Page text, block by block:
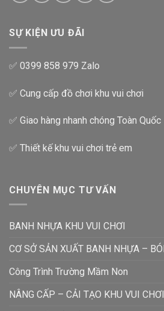
SỰ KIỆN ƯU ĐÃI
✅ 0399 858 979 Zalo
✅ Cung cấp đồ chơi khu vui chơi
✅ Giao hàng nhanh chóng Toàn Quốc
✅ Thiết kế khu vui chơi trẻ em
CHUYÊN MỤC TƯ VẤN
BANH NHỰA KHU VUI CHƠI
CƠ SỞ SẢN XUẤT BANH NHỰA –
Công Trình Trường Mầm Non
NÂNG CẤP – CẢI TẠO KHU VUI CHƠI